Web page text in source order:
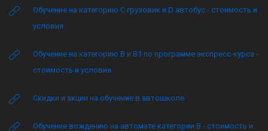
Обучение на категорию C грузовик и D автобус - стоимость и
условия
Обучение на категорию B и B1 по программе экспресс-курса -
стоимость и условия
Скидки и акции на обучение в автошколе
Обучение вождению на автомате категории B - стоимость и